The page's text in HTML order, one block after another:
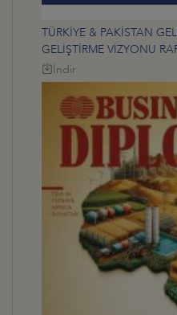
TÜRKİYE & PAKİSTAN
GELİŞTİRME VİZYONU
İndir